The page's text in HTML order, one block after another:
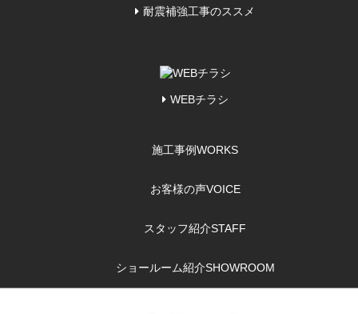
耐震補強工事のススメ
WEBチラシ
施工事例WORKS
お客様の声VOICE
スタッフ紹介STAFF
ショールーム紹介SHOWROOM